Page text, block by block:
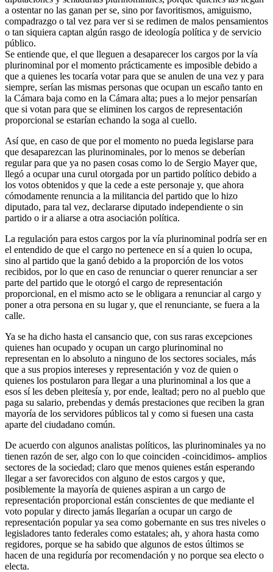
a ostentar no las ganan per se, sino por favoritismos, amiguismo,
compadrazgo o tal vez para ver si se redimen de malos pensamientos
o tan siquiera captan algún rasgo de ideología política y de servicio
público.
Se entiende que, el que lleguen a desaparecer los cargos por la vía
plurinominal por el momento prácticamente es imposible debido a
que a quienes les tocaría votar para que se anulen de una vez y para
siempre, serían las mismas personas que ocupan un escaño tanto en
la Cámara baja como en la Cámara alta; pues a lo mejor pensarían
que si votan para que se eliminen los cargos de representación
proporcional se estarían echando la soga al cuello.
Así que, en caso de que por el momento no pueda legislarse para
que desaparezcan las plurinominales, por lo menos se deberían
regular para que ya no pasen cosas como lo de Sergio Mayer que,
llegó a ocupar una curul otorgada por un partido político debido a
los votos obtenidos y que la cede a este personaje y, que ahora
cómodamente renuncia a la militancia del partido que lo hizo
diputado, para tal vez, declararse diputado independiente o sin
partido o ir a aliarse a otra asociación política.
La regulación para estos cargos por la vía plurinominal podría ser en
el entendido de que el cargo no pertenece en sí a quien lo ocupa,
sino al partido que la ganó debido a la proporción de los votos
recibidos, por lo que en caso de renunciar o querer renunciar a ser
parte del partido que le otorgó el cargo de representación
proporcional, en el mismo acto se le obligara a renunciar al cargo y
poner a otra persona en su lugar y, que el renunciante, se fuera a la
calle.
Ya se ha dicho hasta el cansancio que, con sus raras excepciones
quienes han ocupado y ocupan un cargo plurinominal no
representan en lo absoluto a ninguno de los sectores sociales, más
que a sus propios intereses y representación y voz de quien o
quienes los postularon para llegar a una plurinominal a los que a
esos sí les deben pleitesía y, por ende, lealtad; pero no al pueblo que
paga su salario, prebendas y demás prestaciones que reciben la gran
mayoría de los servidores públicos tal y como si fuesen una casta
aparte del ciudadano común.
De acuerdo con algunos analistas políticos, las plurinominales ya no
tienen razón de ser, algo con lo que coinciden -coincidimos- amplios
sectores de la sociedad; claro que menos quienes están esperando
llegar a ser favorecidos con alguno de estos cargos y que,
posiblemente la mayoría de quienes aspiran a un cargo de
representación proporcional están conscientes de que mediante el
voto popular y directo jamás llegarían a ocupar un cargo de
representación popular ya sea como gobernante en sus tres niveles o
legisladores tanto federales como estatales; ah, y ahora hasta como
regidores, porque se ha sabido que algunos de estos últimos se
hacen de una regiduría por recomendación y no porque sea electo o
electa.